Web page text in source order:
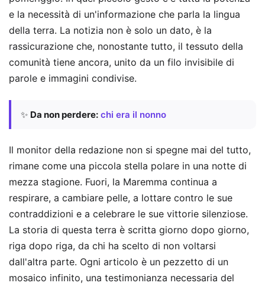
e la necessità di un'informazione che parla la lingua
della terra. La notizia non è solo un dato, è la
rassicurazione che, nonostante tutto, il tessuto della
comunità tiene ancora, unito da un filo invisibile di
parole e immagini condivise.
✨ Da non perdere: chi era il nonno
Il monitor della redazione non si spegne mai del tutto,
rimane come una piccola stella polare in una notte di
mezza stagione. Fuori, la Maremma continua a
respirare, a cambiare pelle, a lottare contro le sue
contraddizioni e a celebrare le sue vittorie silenziose.
La storia di questa terra è scritta giorno dopo giorno,
riga dopo riga, da chi ha scelto di non voltarsi
dall'altra parte. Ogni articolo è un pezzetto di un
mosaico infinito, una testimonianza necessaria del